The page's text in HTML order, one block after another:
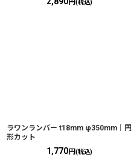
円(税込)
ラワンランバー t18mm φ350mm｜円
形カット
1,770円(税込)